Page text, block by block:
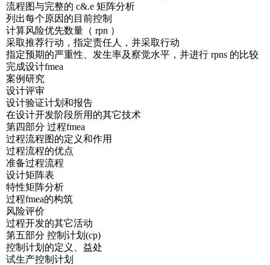
流程图与完整的 c&.e 矩阵分析
列出每个原因的目前控制
计算风险优先数量（ rpn ）
采取推荐行动，指定责任人，并采取行动
指定预期的严重性、发生率及察觉水平，并进行 rpns 的比较
完成设计fmea
案例研究
设计评审
设计验证计划和报告
在设计开发阶段所用的其它技术
第四部分 过程fmea
过程流程图的定义和作用
过程流程的优点
准备过程流程
设计矩阵表
特性矩阵分析
过程fmea的构筑
风险评价
过程开发的其它活动
第五部分 控制计划(cp)
控制计划的定义、益处
试生产控制计划